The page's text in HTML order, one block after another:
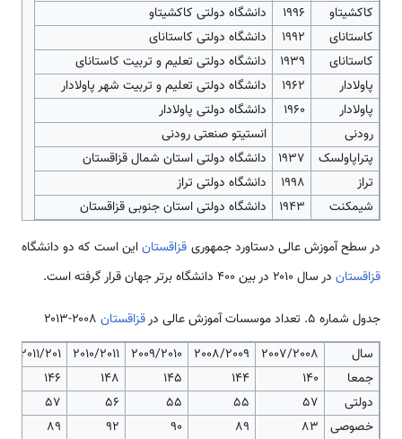
کاکشیتاو
۱۹۹۶
دانشگاه دولتی کاکشیتاو
کاستانای
۱۹۹۲
دانشگاه دولتی کاستانای
کاستانای
۱۹۳۹
دانشگاه دولتی تعلیم و تربیت کاستانای
پاولادار
۱۹۶۲
دانشگاه دولتی تعلیم و تربیت شهر پاولادار
پاولادار
1960
دانشگاه دولتی پاولادار
رودنی
انستیتو صنعتی رودنی
پتراپاولسک
1937
دانشگاه دولتی استان شمال قزاقستان
تراز
1998
دانشگاه دولتی تراز
شیمکنت
1943 دانشگاه دولتی استان جنوبی قزاقستان
در سطح آموزش عالی دستاورد جمهوری قزاقستاناین است که دو دانشگاه
قزاقستان در سال ۲۰۱۰ در بین ۴۰۰ دانشگاه برتر جهان قرار گرفته است.
جدول شماره 5. تعداد موسسات آموزش عالی در قزاقستان
سال
2007/2008
2008/2009
2009/2010
2010/2011
2011/201
جمعا
140
144
145
148
146
دولتی
57
55
55
56
57
خصوصی
83
89
90
92
89